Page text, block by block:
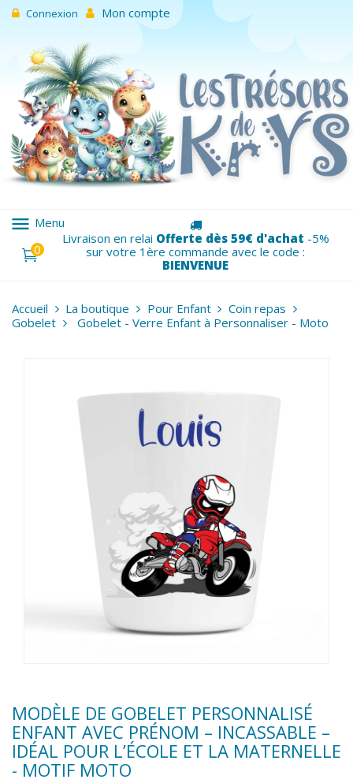
Connexion Mon compte
menu Menu
0
Livraison en relai Offerte dès 59€ d'achat -5%
sur votre 1ère commande avec le code :
BIENVENUE
Accueil La boutique Pour Enfant
Coin repas
Gobelet
Gobelet - Verre Enfant à Personnaliser - Moto
MODÈLE DE GOBELET PERSONNALISÉ
ENFANT AVEC PRÉNOM – INCASSABLE –
IDÉAL POUR L’ÉCOLE ET LA MATERNELLE
- MOTIF MOTO